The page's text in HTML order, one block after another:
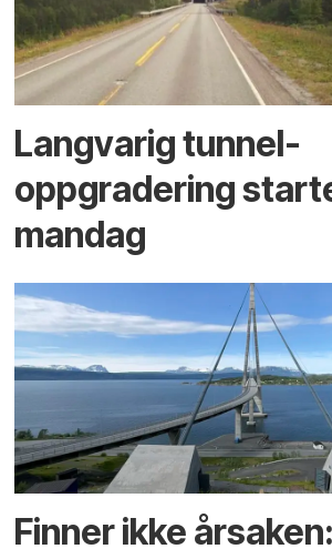
Langvarig tunnel­
oppgradering
mandag
Finner ikke